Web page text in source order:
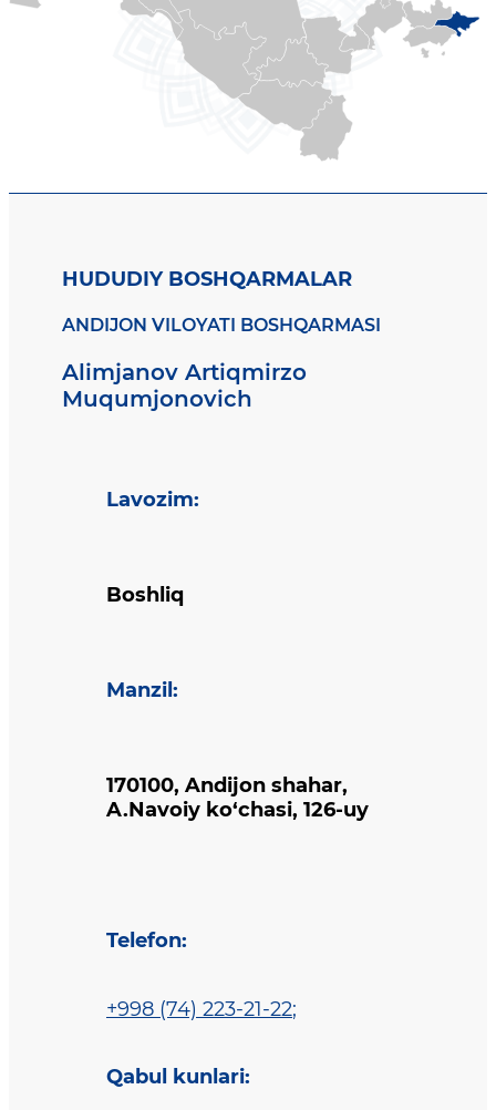
HUDUDIY BOSHQARMALAR
ANDIJON VILOYATI BOSHQARMASI
Alimjanov Artiqmirzo
Muqumjonovich
Lavozim:
Boshliq
Manzil :
170100, Andijon shahar,
A.Navoiy ko‘chasi, 126-uy
Telefon:
+998 (74) 223-21-22;
Qabul kunlari: